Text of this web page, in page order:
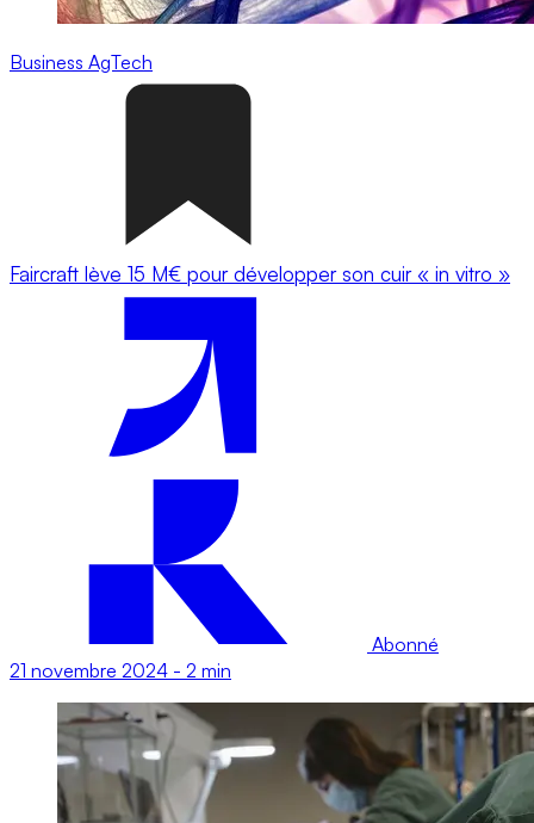
Business AgTech
Faircraft lève 15 M€ pour développer son cuir « in vitro »
Abonné
21 novembre 2024 - 2 min